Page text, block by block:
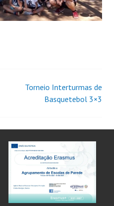
Torneio Interturmas de
Basquetebol 3×3